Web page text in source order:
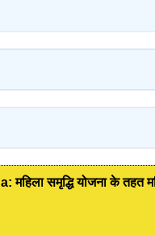
समृद्धि योजना के तहत